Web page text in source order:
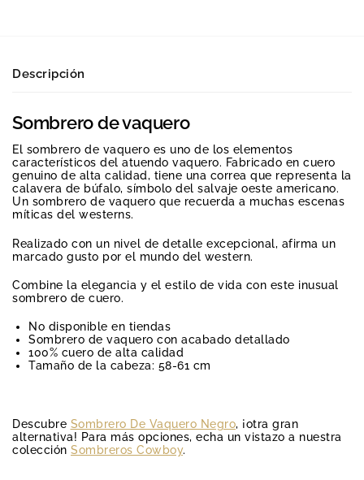
Descripción
Sombrero de vaquero
El sombrero de vaquero es uno de los elementos
característicos del atuendo vaquero. Fabricado en cuero
genuino de alta calidad, tiene una correa que representa la
calavera de búfalo, símbolo del salvaje oeste americano.
Un sombrero de vaquero que recuerda a muchas escenas
míticas del westerns.
Realizado con un nivel de detalle excepcional, afirma un
marcado gusto por el mundo del western.
Combine la elegancia y el estilo de vida con este inusual
sombrero de cuero.
No disponible en tiendas
Sombrero de vaquero con acabado detallado
100% cuero de alta calidad
Tamaño de la cabeza: 58-61 cm
Descubre Sombrero De Vaquero Negro, ¡otra gran
alternativa! Para más opciones, echa un vistazo a nuestra
colección Sombreros Cowboy.